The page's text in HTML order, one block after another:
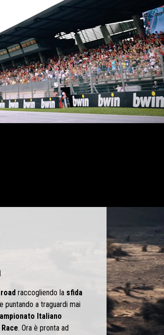
raccogliendo la sfida
puntando a traguardi mai
Italiano
. Ora è pronta ad